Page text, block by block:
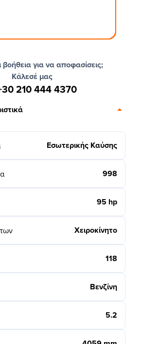
βοήθεια για να αποφασίσεις;
Κάλεσέ μας
210 444 4370
Εσωτερικής Καύσης
998
95 hp
Χειροκίνητο
118
Βενζίνη
5.2